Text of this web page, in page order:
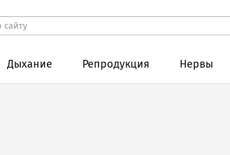
Дыхание Репродукция Нервы